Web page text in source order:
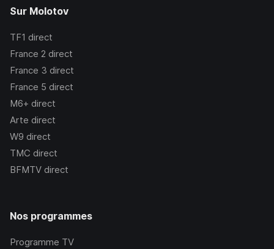
Sur Molotov
TF1 direct
France 2 direct
France 3 direct
France 5 direct
M6+ direct
Arte direct
W9 direct
TMC direct
BFMTV direct
Nos programmes
Programme TV